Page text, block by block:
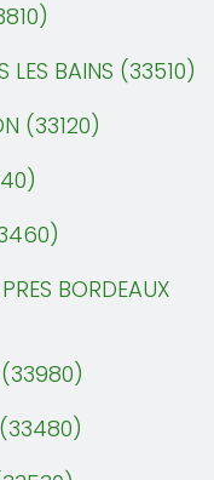
BAINS (33510)
(33120)
BORDEAUX